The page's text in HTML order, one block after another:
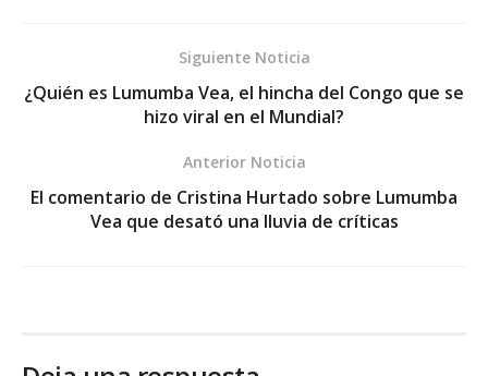
Siguiente Noticia
¿Quién es Lumumba Vea, el hincha del Congo que se
hizo viral en el Mundial?
Anterior Noticia
El comentario de Cristina Hurtado sobre Lumumba
Vea que desató una lluvia de críticas